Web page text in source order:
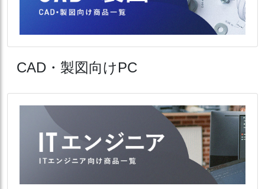
CAD・製図向けPC